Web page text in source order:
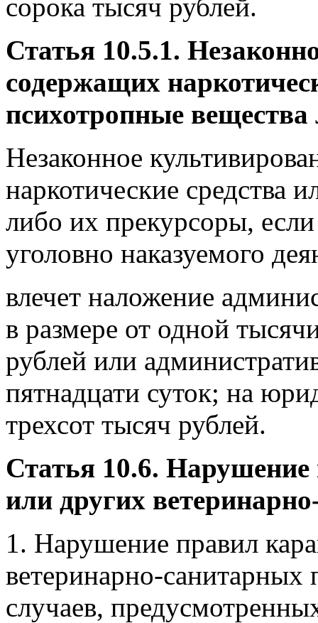
сорока тысяч рублей.
Статья 10.5.1.
содержащих
психотропные
Незаконное
наркотические средства
либо их прекурсоры,
уголовно наказуемого
влечет наложение
в размере от одной
рублей или
пятнадцати суток; на
трехсот тысяч рублей.
Статья 10.6.
или других
1. Нарушение правил
ветеринарно-санитарных
случаев,